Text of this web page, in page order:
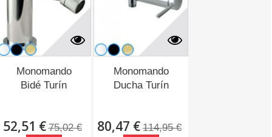
Monomando
Bidé Turín
52,51 € 75,02 €
Monomando
Ducha Turín
80,47 € 114,95 €